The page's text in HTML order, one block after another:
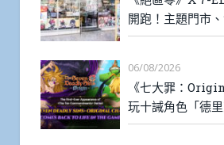
開跑！主題門市
06/08/2026
《七大罪：
玩十誡角色「德里